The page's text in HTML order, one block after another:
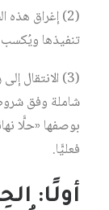
(2) إغراق هذه
تنفيذها
(3) الانتقال
شاملة وفق
بوصفها «حلًّا
فعليًّا.
أولًا: